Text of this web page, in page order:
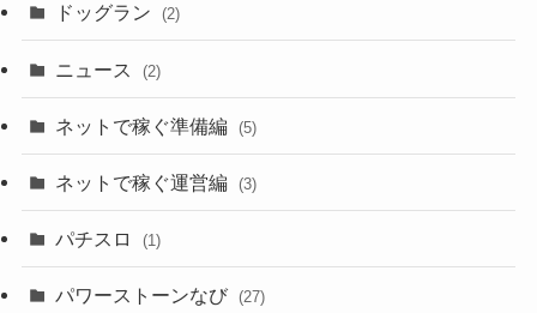
ドッグラン (2)
ニュース (2)
ネットで稼ぐ準備編 (5)
ネットで稼ぐ運営編 (3)
パチスロ (1)
パワーストーンなび (27)